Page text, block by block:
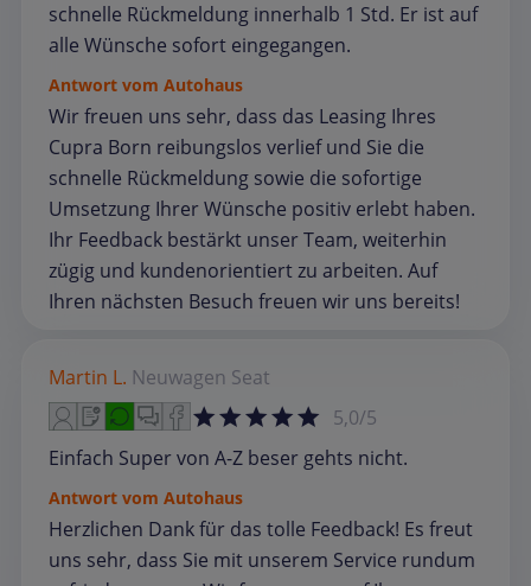
schnelle Rückmeldung innerhalb 1 Std. Er ist auf
alle Wünsche sofort eingegangen.
Antwort vom Autohaus
Wir freuen uns sehr, dass das Leasing Ihres
Cupra Born reibungslos verlief und Sie die
schnelle Rückmeldung sowie die sofortige
Umsetzung Ihrer Wünsche positiv erlebt haben.
Ihr Feedback bestärkt unser Team, weiterhin
zügig und kundenorientiert zu arbeiten. Auf
Ihren nächsten Besuch freuen wir uns bereits!
Martin L. Neuwagen Seat
5,0/5
Einfach Super von A-Z beser gehts nicht.
Antwort vom Autohaus
Herzlichen Dank für das tolle Feedback! Es freut
uns sehr, dass Sie mit unserem Service rundum